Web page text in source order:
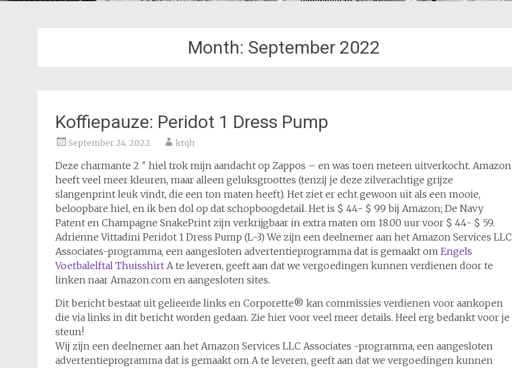
Month: September 2022
Koffiepauze: Peridot 1 Dress Pump
September 24, 2022 ktqh
Deze charmante 2 ″ hiel trok mijn aandacht op Zappos – en was toen meteen uitverkocht. Amazon
heeft veel meer kleuren, maar alleen geluksgroottes (tenzij je deze zilverachtige grijze
slangenprint leuk vindt, die een ton maten heeft). Het ziet er echt gewoon uit als een mooie,
beloopbare hiel, en ik ben dol op dat schopboogdetail. Het is $ 44- $ 99 bij Amazon; De Navy
Patent en Champagne SnakePrint zijn verkrijgbaar in extra maten om 18.00 uur voor $ 44- $ 59.
Adrienne Vittadini Peridot 1 Dress Pump (L-3) We zijn een deelnemer aan het Amazon Services LLC
Associates-programma, een aangesloten advertentieprogramma dat is gemaakt om Engels
Voetbalelftal Thuisshirt A te leveren, geeft aan dat we vergoedingen kunnen verdienen door te
linken naar Amazon.com en aangesloten sites.
Dit bericht bestaat uit gelieerde links en Corporette® kan commissies verdienen voor aankopen
die via links in dit bericht worden gedaan. Zie hier voor veel meer details. Heel erg bedankt voor je
steun!
Wij zijn een deelnemer aan het Amazon Services LLC Associates -programma, een aangesloten
advertentieprogramma dat is gemaakt om A te leveren, geeft aan dat we vergoedingen kunnen